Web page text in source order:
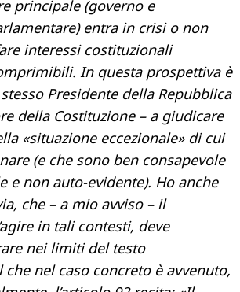
principale (governo e
entra in crisi o non
interessi costituzionali
In questa prospettiva è
Presidente della Repubblica
della Costituzione – a giudicare
«situazione eccezionale» di cui
(e che sono ben consapevole
e non auto-evidente). Ho anche
che – a mio avviso – il
in tali contesti, deve
nei limiti del testo
nel caso concreto è avvenuto,